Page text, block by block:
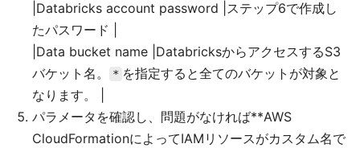
|Databricks account password |ステップ6で作成し
たパスワード |
|Data bucket name |DatabricksからアクセスするS3
バケット名。
* を指定すると全てのバケットが対象と
なります。 |
パラメータを確認し、問題がなければ**AWS
CloudFormationによってIAMリソースがカスタム名で